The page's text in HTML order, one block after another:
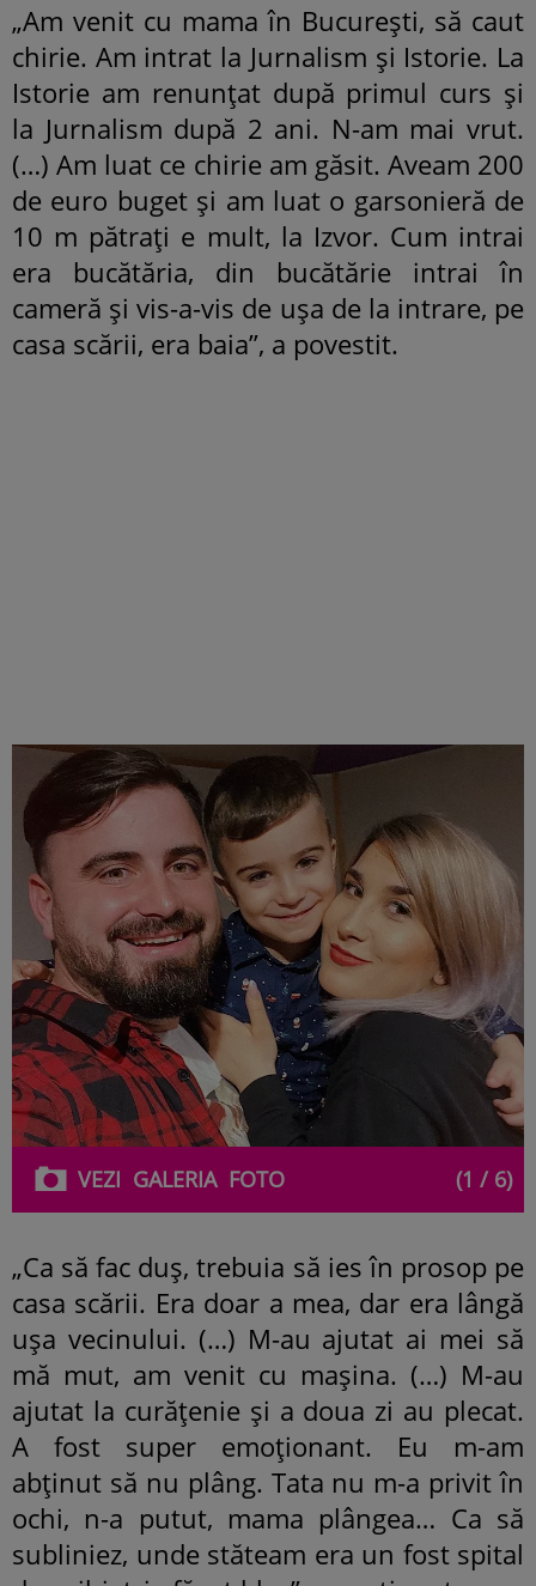
„Am venit cu mama în București, să caut
chirie. Am intrat la Jurnalism și Istorie. La
Istorie am renunțat după primul curs și
la Jurnalism după 2 ani. N-am mai vrut.
(…) Am luat ce chirie am găsit. Aveam 200
de euro buget și am luat o garsonieră de
10 m pătrați e mult, la Izvor. Cum intrai
era bucătăria, din bucătărie intrai în
cameră și vis-a-vis de ușa de la intrare, pe
casa scării, era baia”, a povestit.
VEZI GALERIAFOTO (1 / 6)
„Ca să fac duș, trebuia să ies în prosop pe
casa scării. Era doar a mea, dar era lângă
ușa vecinului. (…) M-au ajutat ai mei să
mă mut, am venit cu mașina. (…) M-au
ajutat la curățenie și a doua zi au plecat.
A fost super emoționant. Eu m-am
abținut să nu plâng. Tata nu m-a privit în
ochi, n-a putut, mama plângea… Ca să
subliniez, unde stăteam era un fost spital